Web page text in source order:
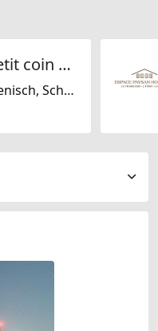
Le Berna Le petit coin särl
Französisch, Italienisch, Schweizerisch, Glutenfrei, Laktosefrei